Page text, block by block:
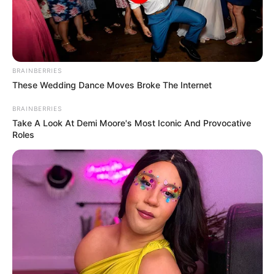
BRAINBERRIES
These Wedding Dance Moves Broke The Internet
BRAINBERRIES
Take A Look At Demi Moore's Most Iconic And Provocative
Roles